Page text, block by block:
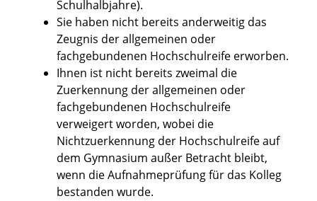
Schulhalbjahre).
Sie haben nicht bereits anderweitig das
Zeugnis der allgemeinen oder
fachgebundenen Hochschulreife erworben.
Ihnen ist nicht bereits zweimal die
Zuerkennung der allgemeinen oder
fachgebundenen Hochschulreife
verweigert worden, wobei die
Nichtzuerkennung der Hochschulreife auf
dem Gymnasium außer Betracht bleibt,
wenn die Aufnahmeprüfung für das Kolleg
bestanden wurde.